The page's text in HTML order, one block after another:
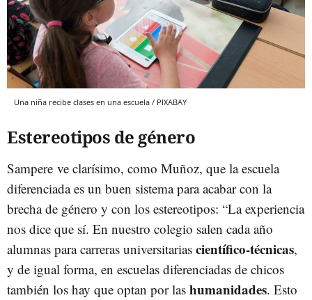
Una niña recibe clases en una escuela / PIXABAY
Estereotipos de género
Sampere ve clarísimo, como Muñoz, que la escuela
diferenciada es un buen sistema para acabar con la
brecha de género y con los estereotipos: “La experiencia
nos dice que sí. En nuestro colegio salen cada año
alumnas para carreras universitarias científico-técnicas,
y de igual forma, en escuelas diferenciadas de chicos
también los hay que optan por las humanidades. Esto